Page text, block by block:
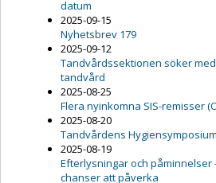
datum
2025-09-15
Nyhetsbrev 179
2025-09-12
Tandvårdssektionen söker
tandvård
2025-08-25
Flera nyinkomna SIS-remisser
2025-08-20
Tandvårdens
2025-08-19
Efterlysningar och påminnelser
chanser att påverka